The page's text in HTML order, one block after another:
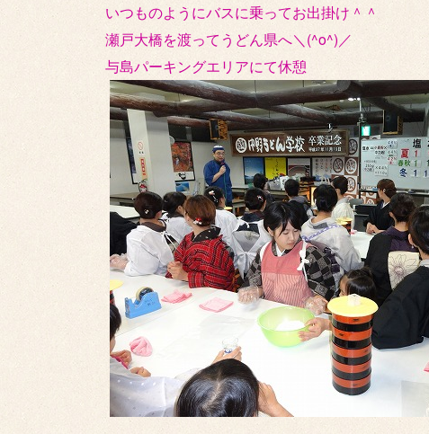
いつものようにバスに乗ってお出掛け＾＾
瀬戸大橋を渡ってうどん県へ＼(^o^)／
与島パーキングエリアにて休憩